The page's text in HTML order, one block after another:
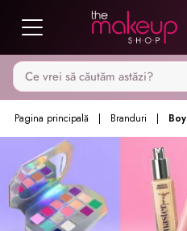
Caută pe MakeupShop
Pagina principală Branduri